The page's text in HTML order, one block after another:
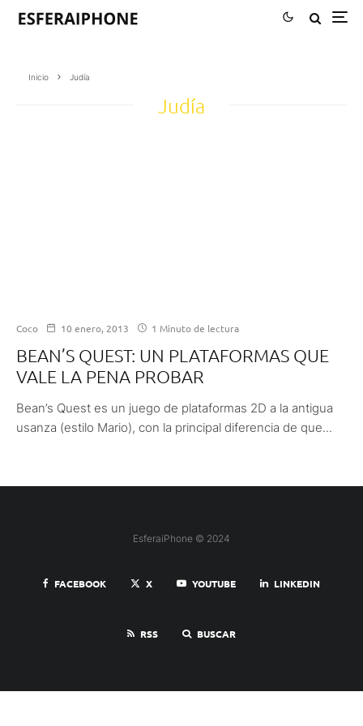
Inicio Judía
Judía
Coco 10 enero, 2013 1 Minuto de lectura
BEAN’S QUEST: UN PLATAFORMAS QUE
VALE LA PENA PROBAR
Bean’s Quest es un juego de plataformas 2D a la antigua
usanza (estilo Mario), con la principal diferencia de que...
EsferaiPhone © 2024
FACEBOOK X YOUTUBE LINKEDIN
RSS BUSCAR